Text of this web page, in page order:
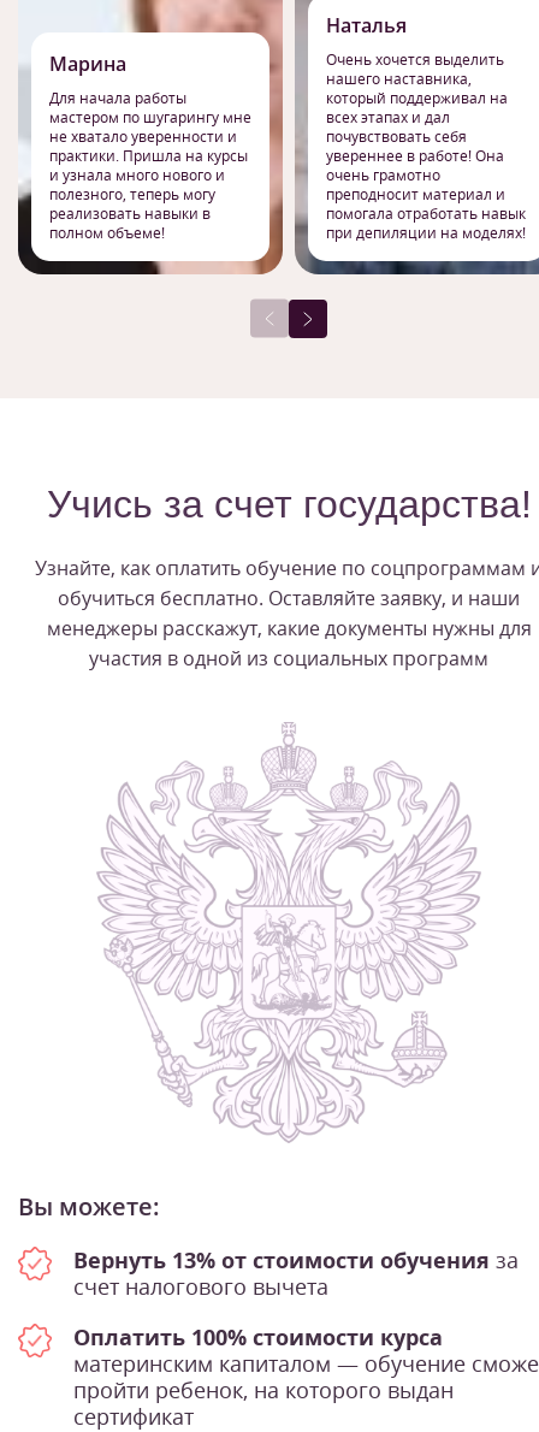
Марина
Для начала работы
мастером по шугарингу мне
не хватало уверенности и
практики. Пришла на курсы
и узнала много нового и
полезного, теперь могу
реализовать навыки в
полном объеме!
Наталья
Очень хочется выделить
нашего наставника,
который поддерживал на
всех этапах и дал
почувствовать себя
увереннее в работе! Она
очень грамотно
преподносит материал и
помогала отработать навык
при депиляции на моделях!
Учись за счет государства!
Узнайте, как оплатить обучение по соцпрограммам
обучиться бесплатно. Оставляйте заявку, и наши
менеджеры расскажут, какие документы нужны для
участия в одной из социальных программ
Вы можете:
Вернуть 13% от стоимости обучения за
счет налогового вычета
Оплатить 100% стоимости курса
материнским капиталом — обучение
пройти ребенок, на которого выдан
сертификат